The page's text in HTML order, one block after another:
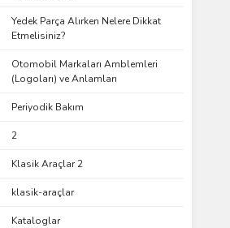
Yedek Parça Alırken Nelere Dikkat
Etmelisiniz?
Otomobil Markaları Amblemleri
(Logoları) ve Anlamları
Periyodik Bakım
2
Klasik Araçlar 2
klasik-araçlar
Kataloglar